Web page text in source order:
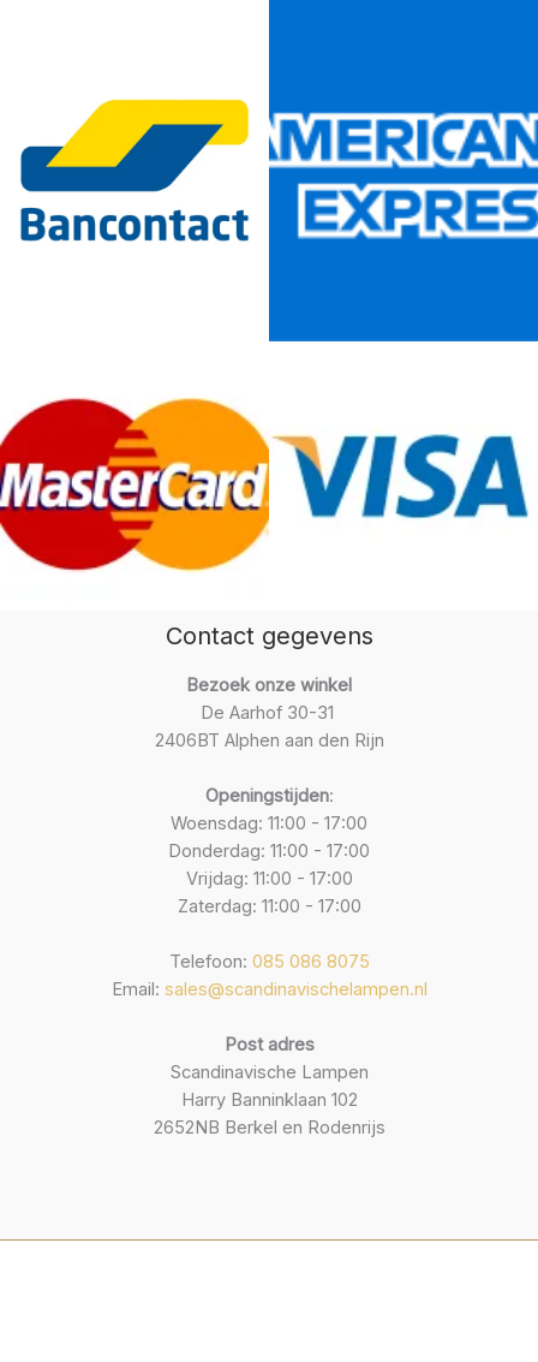
Contact gegevens
Bezoek onze winkel
De Aarhof 30-31
2406BT Alphen aan den Rijn
Openingstijden:
Woensdag: 11:00 - 17:00
Donderdag: 11:00 - 17:00
Vrijdag: 11:00 - 17:00
Zaterdag: 11:00 - 17:00
Telefoon: 085 086 8075
Email: sales@scandinavischelampen.nl
Post adres
Scandinavische Lampen
Harry Banninklaan 102
2652NB Berkel en Rodenrijs